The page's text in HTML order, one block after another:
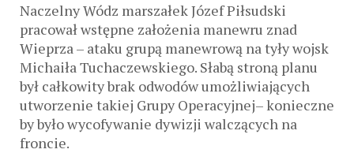
Naczelny Wódz marszałek Józef Piłsudski
pracował wstępne założenia manewru znad
Wieprza – ataku grupą manewrową na tyły wojsk
Michaiła Tuchaczewskiego. Słabą stroną planu
był całkowity brak odwodów umożliwiających
utworzenie takiej Grupy Operacyjnej– konieczne
by było wycofywanie dywizji walczących na
froncie.